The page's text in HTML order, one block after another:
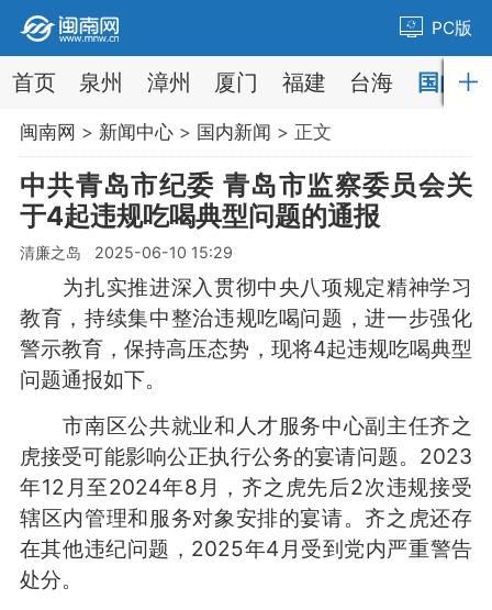
PC版
首页 泉州 漳州 厦门 福建 台海 国内
闽南网 > 新闻中心> 国内新闻 > 正文
中共青岛市纪委 青岛市监察委员会关
于4起违规吃喝典型问题的通报
清廉之岛 2025-06-10 15:29
为扎实推进深入贯彻中央八项规定精神学习
教育，持续集中整治违规吃喝问题，进一步强化
警示教育，保持高压态势，现将4起违规吃喝典型
问题通报如下。
市南区公共就业和人才服务中心副主任齐之
虎接受可能影响公正执行公务的宴请问题。2023
年12月至2024年8月，齐之虎先后2次违规接受
辖区内管理和服务对象安排的宴请。齐之虎还存
在其他违纪问题，2025年4月受到党内严重警告
处分。